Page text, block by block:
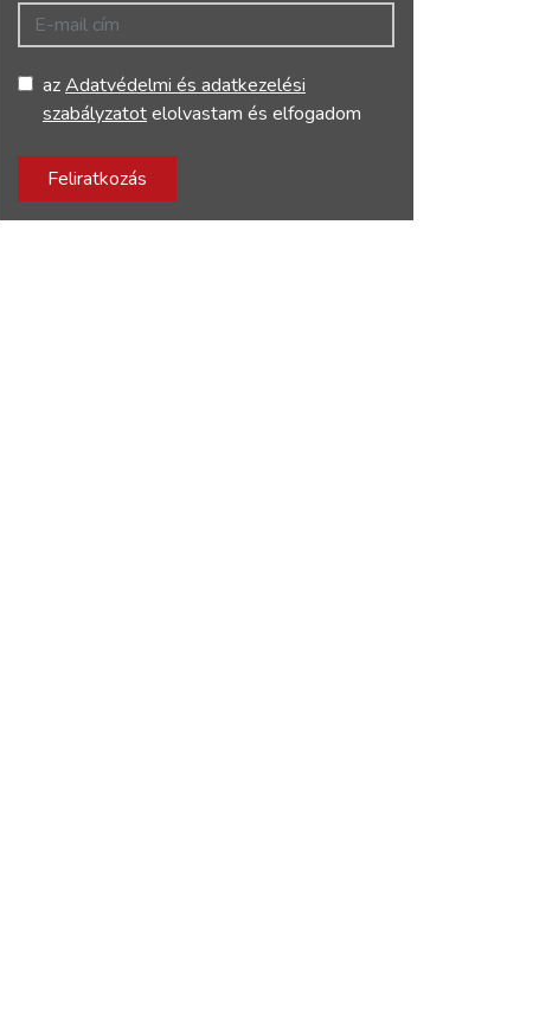
E-mail cím
azAdatvédelmi és adatkezelési
szabályzatotelolvastam és elfogadom
Feliratkozás